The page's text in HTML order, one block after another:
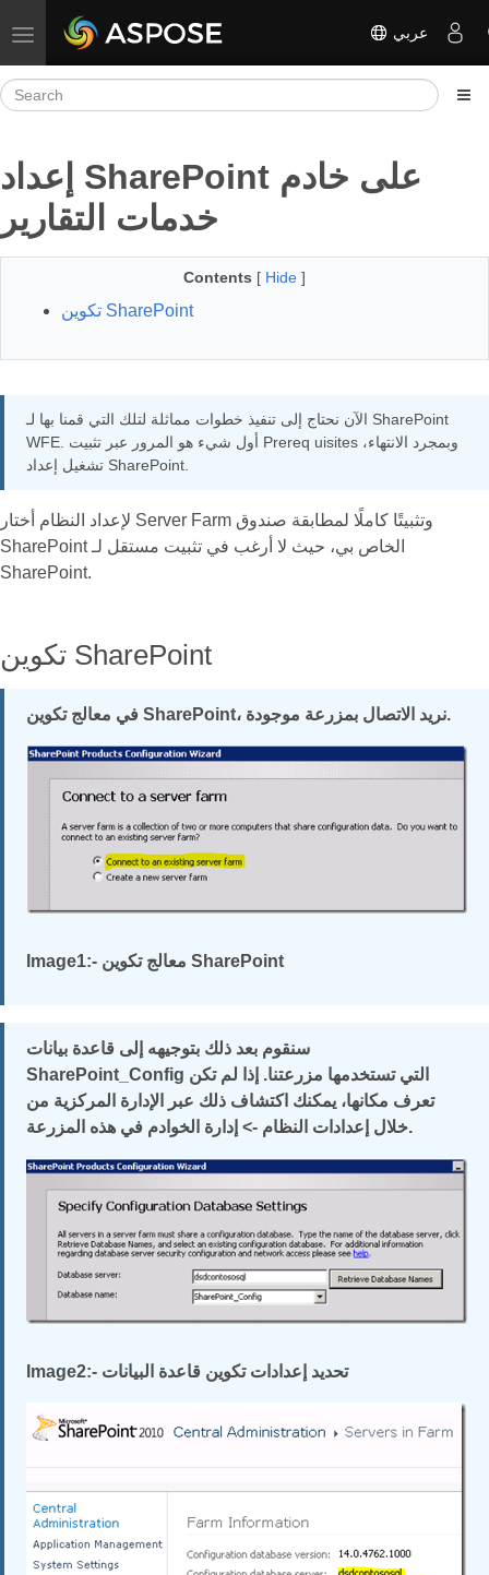
Toggle navigation عربي
إعداد SharePoint على خادم
خدمات التقارير
Contents [ Hide ]
تكوين SharePoint
الآن نحتاج إلى تنفيذ خطوات مماثلة لتلك التي قمنا بها لـ SharePoint
WFE. أول شيء هو المرور عبر تثبيت Prereq uisites وبمجرد الانتهاء،
تشغيل إعداد SharePoint.
لإعداد النظام أختار Server Farm وتثبيتًا كاملًا لمطابقة صندوق
SharePoint الخاص بي، حيث لا أرغب في تثبيت مستقل لـ
SharePoint.
تكوين SharePoint
في معالج تكوين SharePoint، نريد الاتصال بمزرعة موجودة.
Image1:- معالج تكوين SharePoint
سنقوم بعد ذلك بتوجيهه إلى قاعدة بيانات
SharePoint_Config التي تستخدمها مزرعتنا. إذا لم تكن
تعرف مكانها، يمكنك اكتشاف ذلك عبر الإدارة المركزية من
خلال إعدادات النظام -> إدارة الخوادم في هذه المزرعة.
Image2:- تحديد إعدادات تكوين قاعدة البيانات